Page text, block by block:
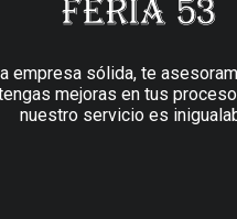
empresa sólida, te
mejoras en tus
nuestro servicio es